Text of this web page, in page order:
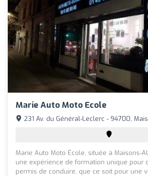
Marie Auto Moto Ecole
231 Av. du Général-Leclerc - 94700,
Marie Auto Moto École, située à Maisons-
une expérience de formation unique pour
permis de conduire, que ce soit pour une